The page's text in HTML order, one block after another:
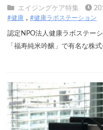
エイジングケア特集
#健康 #健康ラボステーション
認定NPO法人健康ラボステー
「福寿純米吟醸」で有名な株